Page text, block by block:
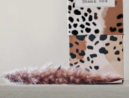
una tua foto o un
complicazione, solo